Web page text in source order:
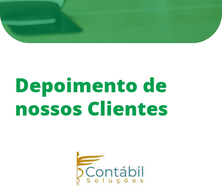
Depoimento de
nossos Clientes